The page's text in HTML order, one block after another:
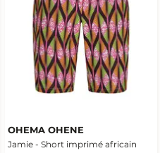
OHEMA OHENE
Jamie - Short imprimé africain